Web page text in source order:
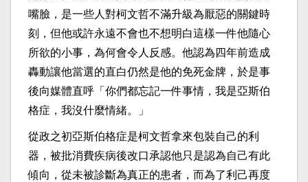
嘴臉，是一些人對柯文哲不滿升級為厭惡的關鍵時
刻，但他或許永遠不會也不想明白這樣一件他隨心
所欲的小事，為何會令人反感。他認為四年前造成
轟動讓他當選的直白仍然是他的免死金牌，於是事
後向媒體直呼「你們都忘記一件事情，我是亞斯伯
格症，我沒什麼情緒。」
從政之初亞斯伯格症是柯文哲拿來包裝自己的利
器，被批消費疾病後改口承認他只是認為自己有此
傾向，從未被診斷為真正的患者，而為了利己再度